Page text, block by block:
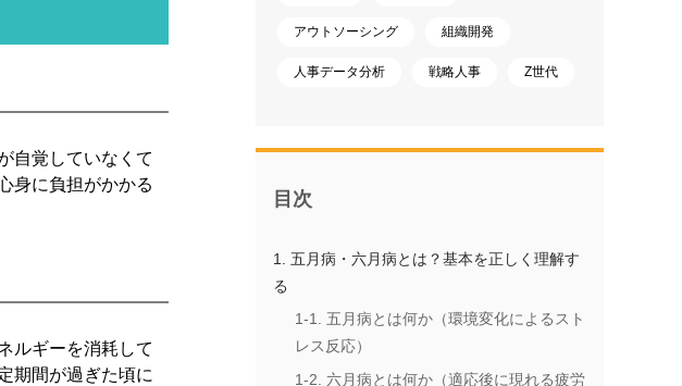
自覚していなくて
身に負担がかかる
ルギーを消耗して
期間が過ぎた頃に
アウトソーシング 組織開発
人事データ分析 戦略人事 Z世代
目次
1. 五月病・六月病とは？基本を正しく理解す
る
1-1. 五月病とは何か（環境変化によるスト
レス反応）
1-2. 六月病とは何か（適応後に現れる疲労